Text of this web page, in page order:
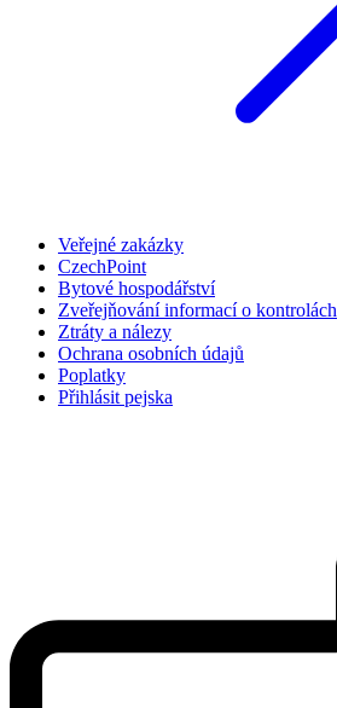
Veřejné zakázky
CzechPoint
Bytové hospodářství
Zveřejňování informací o kontrolách
Ztráty a nálezy
Ochrana osobních údajů
Poplatky
Přihlásit pejska